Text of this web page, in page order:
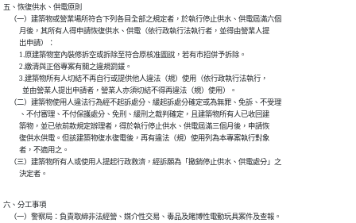
五、恢復供水、供電原則
    （一）建築物或營業場所符合下列各目全部之規定者，於執行停止供水、供電屆滿六個
          月後，其所有人得申請恢復供水、供電（依行政執行法執行者，並得由營業人提
          出申請）：
          1.原建築物室內裝修拆空或拆除至符合原核准圖說，若有市招併予拆除。
          2.繳清與正俗專案有關之違規罰鍰。
          3.建築物所有人切結不再自行或提供他人違法（規）使用（依行政執行法執行，
            並由營業人提出申請者，營業人亦須切結不得再違法（規）使用）。
    （二）建築物使用人違法行為經不起訴處分、緩起訴處分確定或為無罪、免訴、不受理
          、不付審理、不付保護處分、免刑、緩刑之裁判確定，且建築物所有人已收回建
          築物，並已依前款規定辦理者，得於執行停止供水、供電屆滿三個月後，申請恢
          復供水供電。但該建築物復水復電後，再有違法（規）使用列為本專案執行對象
          者，不適用之。
    （三）建築物所有人或使用人提起行政救濟，經訴願為「撤銷停止供水、供電處分」之
          決定者。
六、分工事項
    （一）警察局：負責取締非法經營、媒介性交易、毒品及賭博性電動玩具案件及查報。